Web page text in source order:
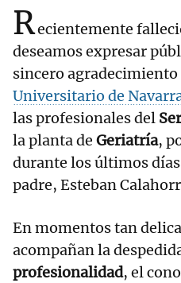
Recientemente
deseamos expresar
sincero agradecimiento
Universitario de
las profesionales del
la planta de Geriatría,
durante los últimos
padre, Esteban
En momentos tan
acompañan la
profesionalidad, el